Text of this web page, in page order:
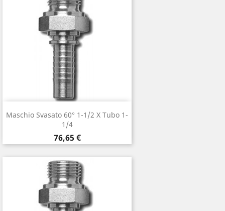
Maschio Svasato 60° 1-1/2 X Tubo 1-
1/4
Prezzo
76,65 €